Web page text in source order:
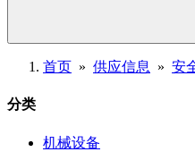
首页 » 供应信息 » 安
分类
机械设备